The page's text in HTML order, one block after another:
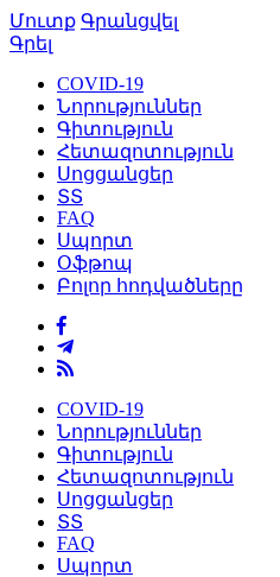
Մուտք Գրանցվել
Գրել
COVID-19
Նորություններ
Գիտություն
Հետազոտություն
Սոցցանցեր
ՏՏ
FAQ
Սպորտ
Օֆթոպ
Բոլոր հոդվածները
COVID-19
Նորություններ
Գիտություն
Հետազոտություն
Սոցցանցեր
ՏՏ
FAQ
Սպորտ